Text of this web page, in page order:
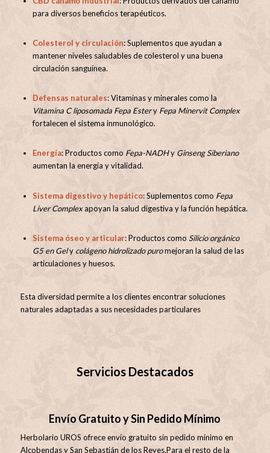
para diversos beneficios terapéuticos.
Colesterol y circulación:Suplementos que ayudan a
mantener niveles saludables de colesterol y una buena
circulación sanguínea.
Defensas naturales:Vitaminas y minerales como la
Vitamina C liposomada Fepa Estery Fepa Minervit Complex
fortalecen el sistema inmunológico.
Energía:Productos como Fepa-NADHy Ginseng Siberiano
aumentan la energía y vitalidad.
Sistema digestivo y hepático:Suplementos como Fepa
Liver Complexapoyan la salud digestiva y la función hepática.
Sistema óseo y articular:Productos como Silicio orgánico
G5 en Gely colágeno hidrolizado puromejoran la salud de las
articulaciones y huesos.
Esta diversidad permite a los clientes encontrar soluciones
naturales adaptadas a sus necesidades particulares
Servicios Destacados
Envío Gratuito y Sin Pedido Mínimo
Herbolario UROS ofrece envío gratuito sin pedido mínimo en
Alcobendas y San Sebastián de los Reyes.Para el resto de la